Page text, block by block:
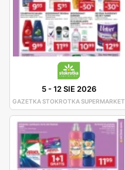
5-12 SIE 2026
GAZETKA STOKROTKA SUPERMARKET